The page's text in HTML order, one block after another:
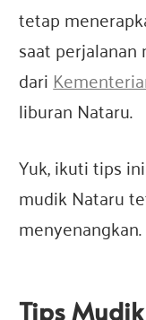
tetap
saat
dari
liburan Nataru.
Yuk, ikuti tips
mudik Nataru
menyenangkan.
Tips